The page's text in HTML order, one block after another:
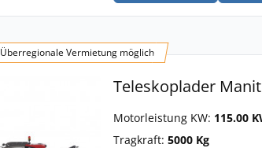
Überregionale Vermietung möglich
Teleskoplader
Motorleistung KW: 115.00
Tragkraft: 5000 Kg